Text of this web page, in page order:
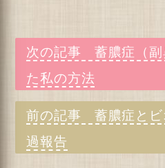
蓄膿症（
た私の方法
蓄膿症と
過報告